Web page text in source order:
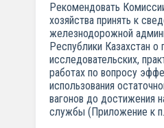
Рекомендовать
хозяйства принять к
железнодорожной
Республики Казахстан о
исследовательских,
работах по вопросу
использования
вагонов до достижения
службы (Приложение к